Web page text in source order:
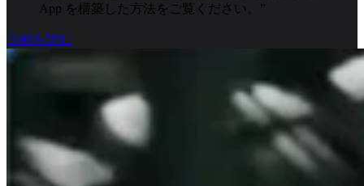
App を構築した方法をご覧ください。 ”
事例を読む